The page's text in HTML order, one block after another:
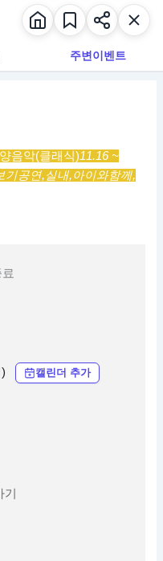
주변이벤트
음악(클래식)11.16 ~
기공연,실내,아이와함께,
료
캘린더 추가